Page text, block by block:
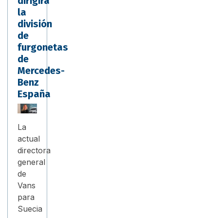
la
división
de
furgonetas
de
Mercedes-
Benz
España
La
actual
directora
general
de
Vans
para
Suecia